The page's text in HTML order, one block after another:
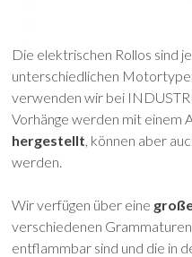
Die elektrischen Rollos sind
unterschiedlichen
verwenden wir bei
Vorhänge werden mit einem
hergestellt, können aber
werden.
Wir verfügen über eine
verschiedenen
entflammbar sind und die in